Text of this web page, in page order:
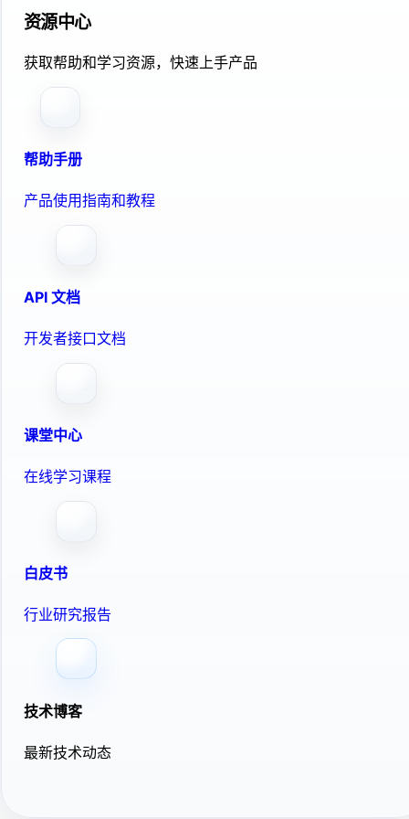
资源中心
获取帮助和学习资源，快速上手产品
帮助手册
产品使用指南和教程
API 文档
开发者接口文档
课堂中心
在线学习课程
白皮书
行业研究报告
技术博客
最新技术动态